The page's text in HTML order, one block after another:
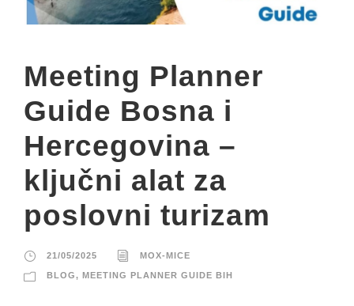
Meeting Planner
Guide Bosna i
Hercegovina –
ključni alat za
poslovni turizam
21/05/2025 MOX-MICE
BLOG, MEETING PLANNER GUIDE BIH